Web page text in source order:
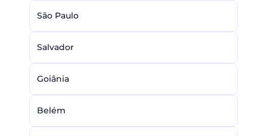
São Paulo
Salvador
Goiânia
Belém